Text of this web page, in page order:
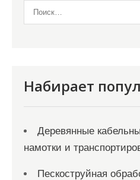
Набирает
Деревянные
намотки и
Пескоструйная